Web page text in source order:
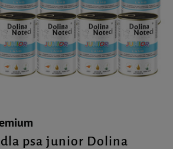
psa junior Dolina